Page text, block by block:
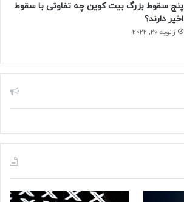
پنج سقوط بزرگ بیت کوین چه تفاوتی با سقوط
اخیر دارند؟
ژانویه 26, 2022